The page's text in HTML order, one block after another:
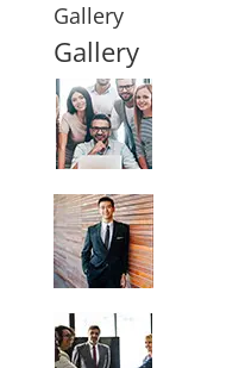
Gallery
Gallery